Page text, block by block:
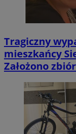
Tragiczny
mieszkańcy
Założono